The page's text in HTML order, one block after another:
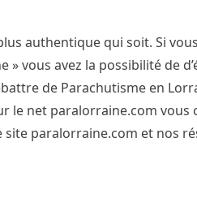
authentique qui soit. Si
vous avez la possibilité de
de Parachutisme en
le net paralorraine.com
paralorraine.com et nos